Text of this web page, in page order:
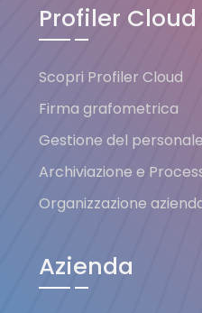
Profiler Cloud
Scopri Profiler Cloud
Firma grafometrica
Gestione del personale
Archiviazione e
Organizzazione
Azienda